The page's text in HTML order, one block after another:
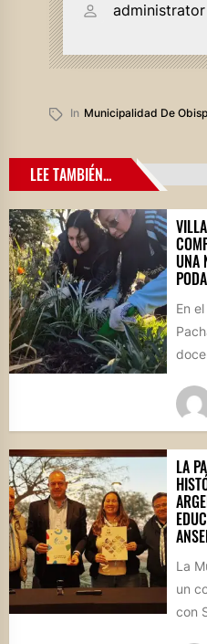
administrator
In Municipalidad De
LEE TAMBIÉN...
UNA
En
de...
LA
La
un
con